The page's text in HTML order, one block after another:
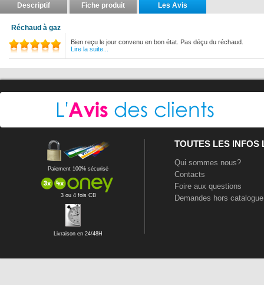
Descriptif Fiche produit Les Avis
Réchaud à gaz
Bien reçu le jour convenu en bon état. Pas déçu du réchaud.
Lire la suite...
Paiement 100% sécurisé
3 ou 4 fois CB
Livraison en 24/48H
TOUTES LES INFOS
Qui sommes nous?
Contacts
Foire aux questions
Demandes hors catalogue